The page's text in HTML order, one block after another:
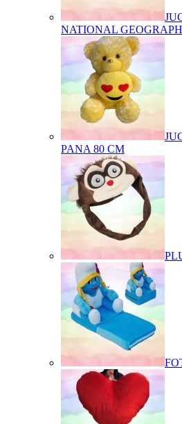
NATIONAL
PANA 80 CM